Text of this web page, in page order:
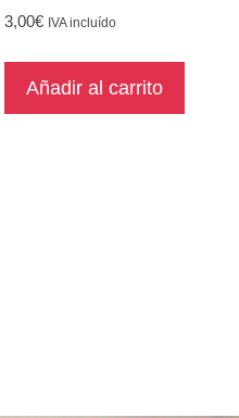
3,00€ IVA incluído
Añadir al carrito